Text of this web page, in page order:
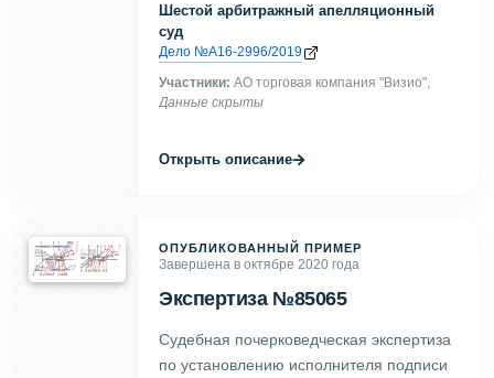
Шестой арбитражный апелляционный
суд
Дело №А16-2996/2019
Участники: АО торговая компания "Визио",
Данные скрыты
Открыть описание→
ОПУБЛИКОВАННЫЙ ПРИМЕР
Завершена в октябре 2020 года
Экспертиза №85065
Судебная почерковедческая экспертиза
по установлению исполнителя подписи